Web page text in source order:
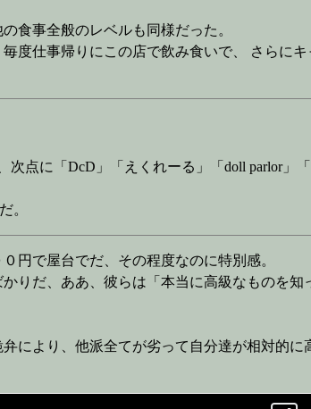
食事全般のレベルも同様だった。
仕事帰りにこの店で飲み食いで、 さらにキ
点に「DcD」「えくれーる」「doll parlor」「
。
円で屋台でだ、その程度なのに特別感。
りだ、ああ、彼らは「本当に高級なものを知
により、他派全てが劣って自分達が相対的に